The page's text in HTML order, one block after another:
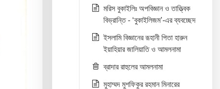
মরিস বুকাইলিঃ অপবিজ্ঞান ও তাত্ত্বিক
বিভ্রান্তি - ‘বুকাইলিজম’-এর ব্যবচ্ছেদ
ইসলামি বিজ্ঞানের রূহানী পিতা হারুন
ইয়াহিয়ার জালিয়াতি ও আমলনামা
ব্রাদার রাহুলের আমলনামা
মুহাম্মদ মুশফিকুর রহমান মিনারের